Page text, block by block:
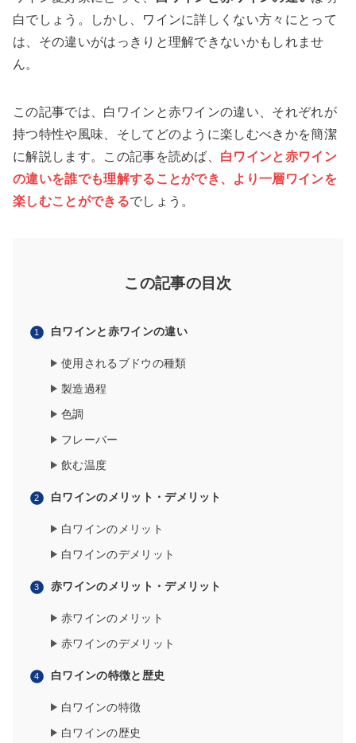
白でしょう。しかし、ワインに詳しくない方々にとって
は、その違いがはっきりと理解できないかもしれませ
ん。
この記事では、白ワインと赤ワインの違い、それぞれが
持つ特性や風味、そしてどのように楽しむべきかを簡潔
に解説します。この記事を読めば、 白ワインと赤ワイン
の違いを誰でも理解することができ、より一層ワインを
楽しむことができるでしょう。
この記事の目次
白ワインと赤ワインの違い
使用されるブドウの種類
製造過程
色調
フレーバー
飲む温度
白ワインのメリット・デメリット
白ワインのメリット
白ワインのデメリット
赤ワインのメリット・デメリット
赤ワインのメリット
赤ワインのデメリット
白ワインの特徴と歴史
白ワインの特徴
白ワインの歴史